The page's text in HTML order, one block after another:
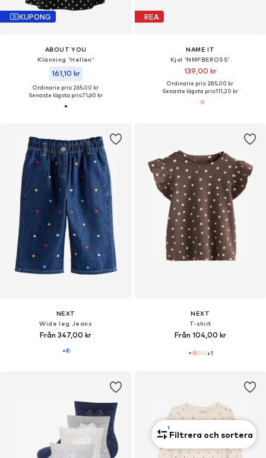
KUPONG
ABOUT YOU
Klänning 'Hellen'
161,10 kr
Ordinarie pris: 265,00 kr
Senaste lägsta pris:71,60 kr
REA
NAME IT
Kjol 'NMFBEROSS'
139,00 kr
Ordinarie pris: 285,00 kr
Senaste lägsta pris:111,20 kr
NEXT
Wide leg Jeans
Från 347,00 kr
NEXT
T-shirt
Från 104,00 kr
+1
1
Filtrera och sortera